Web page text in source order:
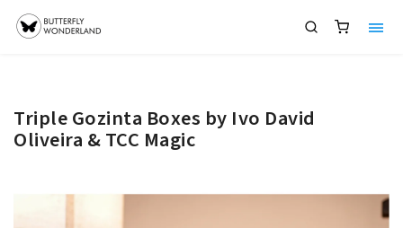
Triple Gozinta Boxes by Ivo David
Oliveira & TCC Magic